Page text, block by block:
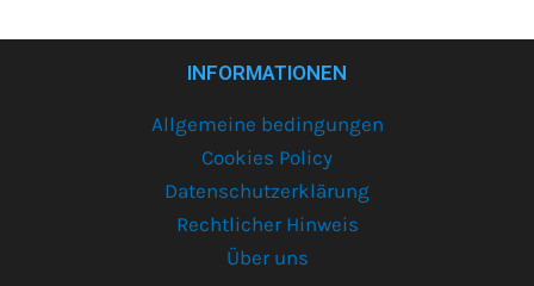
INFORMATIONEN
Allgemeine bedingungen
Cookies Policy
Datenschutzerklärung
Rechtlicher Hinweis
Über uns